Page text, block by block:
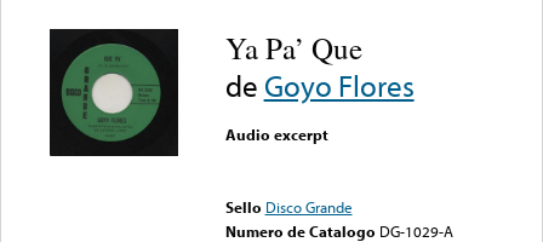
Ya Pa’ Que
de Goyo Flores
Audio excerpt
Sello Disco Grande
Numero de Catalogo DG-1029-A